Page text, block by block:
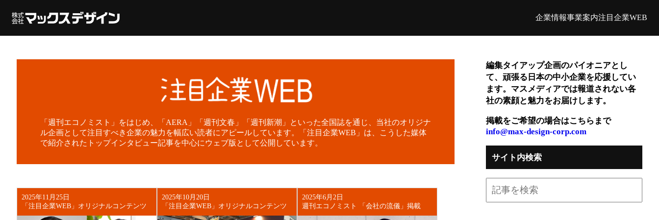
企業情報事業案内注目企業WEB
「週刊エコノミスト」をはじめ、「AERA」「週刊文春」「週刊新潮」といった全国誌を通じ、当社のオリジナ
ル企画として注目すべき企業の魅力を幅広い読者にアピールしています。「注目企業WEB」は、こうした媒体
で紹介されたトップインタビュー記事を中心にウェブ版として公開しています。
2025年11月25日
「注目企業WEB」オリジナルコンテンツ
2025年10月20日
「注目企業WEB」オリジナルコンテンツ
2025年6月2日
週刊エコノミスト 「会社の流儀」掲載
編集タイアップ企画のパイオニアとし
て、頑張る日本の中小企業を応援してい
ます。マスメディアでは報道されない各
社の素顔と魅力をお届けします。
掲載をご希望の場合はこちらまで
info@max-design-corp.com
サイト内検索